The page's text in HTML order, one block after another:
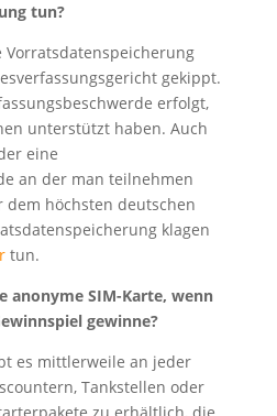
tun?
Vorratsdatenspeicherung
gekippt.
erfolgt,
unterstützt haben. Auch
eine
an der man teilnehmen
höchsten deutschen
klagen
tun.
anonyme SIM-Karte, wenn
gewinne?
es mittlerweile an jeder
Tankstellen oder